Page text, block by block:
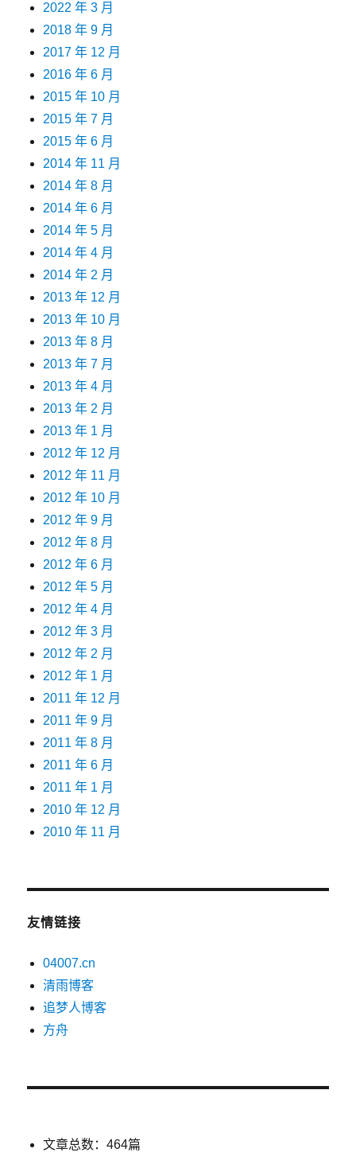
2022 年 3 月
2018 年 9 月
2017 年 12 月
2016 年 6 月
2015 年 10 月
2015 年 7 月
2015 年 6 月
2014 年 11 月
2014 年 8 月
2014 年 6 月
2014 年 5 月
2014 年 4 月
2014 年 2 月
2013 年 12 月
2013 年 10 月
2013 年 8 月
2013 年 7 月
2013 年 4 月
2013 年 2 月
2013 年 1 月
2012 年 12 月
2012 年 11 月
2012 年 10 月
2012 年 9 月
2012 年 8 月
2012 年 6 月
2012 年 5 月
2012 年 4 月
2012 年 3 月
2012 年 2 月
2012 年 1 月
2011 年 12 月
2011 年 9 月
2011 年 8 月
2011 年 6 月
2011 年 1 月
2010 年 12 月
2010 年 11 月
友情链接
04007.cn
清雨博客
追梦人博客
方舟
文章总数：464篇